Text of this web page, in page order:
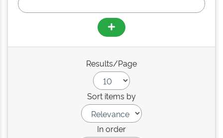
Results/Page
Sort items by
In order